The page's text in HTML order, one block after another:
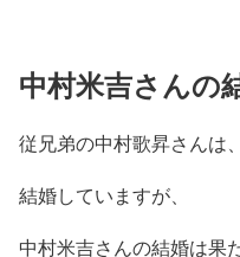
中村米吉さんの
従兄弟の中村歌昇さんは
結婚していますが、
中村米吉さんの結婚は果